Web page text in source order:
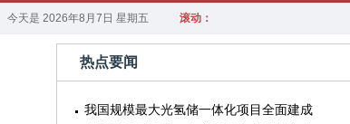
热点要闻
我国规模最大光氢储一体化项目全面建成